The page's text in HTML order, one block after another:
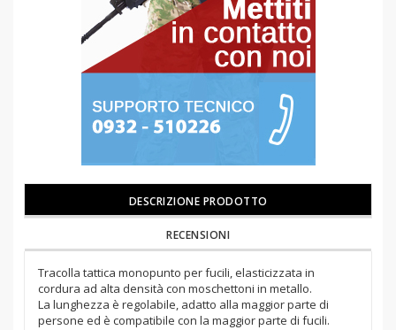
DESCRIZIONE PRODOTTO
RECENSIONI
Tracolla tattica monopunto per fucili, elasticizzata in
cordura ad alta densità con moschettoni in metallo.
La lunghezza è regolabile, adatto alla maggior parte di
persone ed è compatibile con la maggior parte di fucili.